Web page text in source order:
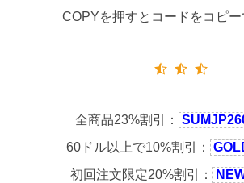
COPYを押すとコードをコピー
全商品23%割引：
60ドル以上で10%割引：
初回注文限定20%割引：